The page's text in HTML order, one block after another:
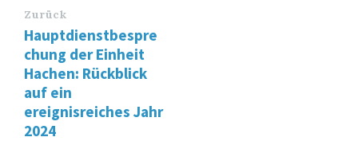
Zurück
Hauptdienstbespre
chung der Einheit
Hachen: Rückblick
auf ein
ereignisreiches Jahr
2024